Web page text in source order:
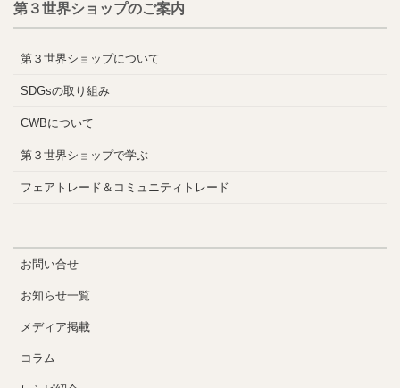
第３世界ショップのご案内
第３世界ショップについて
SDGsの取り組み
CWBについて
第３世界ショップで学ぶ
フェアトレード＆コミュニティトレード
お問い合せ
お知らせ一覧
メディア掲載
コラム